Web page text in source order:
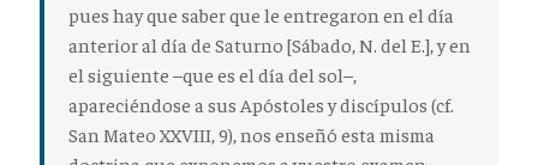
pues hay que saber que le entregaron en el día
anterior al día de Saturno [Sábado, N. del E.] , y en
el siguiente –que es el día del sol–,
apareciéndose a sus Apóstoles y discípulos (cf.
San Mateo XXVIII, 9), nos enseñó esta misma